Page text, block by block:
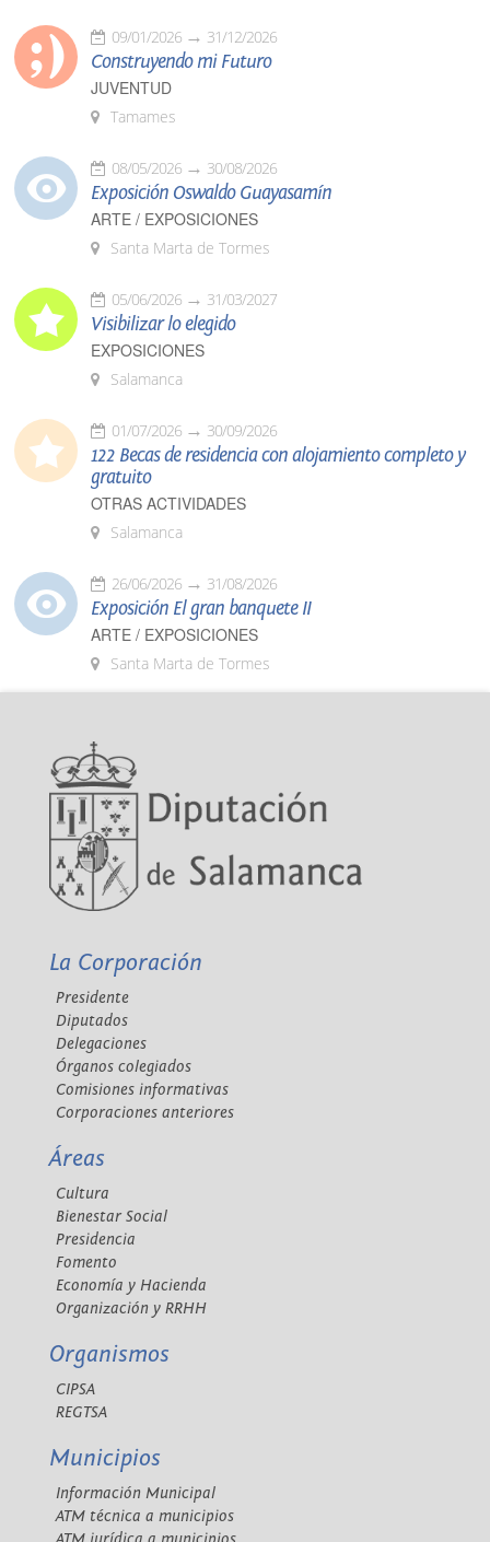
09/01/2026 31/12/2026
Construyendo mi Futuro
JUVENTUD
Tamames
08/05/2026 30/08/2026
Exposición Oswaldo Guayasamín
ARTE / EXPOSICIONES
Santa Marta de Tormes
05/06/2026 31/03/2027
Visibilizar lo elegido
EXPOSICIONES
Salamanca
01/07/2026 30/09/2026
122 Becas de residencia con alojamiento completo y
gratuito
OTRAS ACTIVIDADES
Salamanca
26/06/2026 31/08/2026
Exposición El gran banquete II
ARTE / EXPOSICIONES
Santa Marta de Tormes
La Corporación
Presidente
Diputados
Delegaciones
Órganos colegiados
Comisiones informativas
Corporaciones anteriores
Áreas
Cultura
Bienestar Social
Presidencia
Fomento
Economía y Hacienda
Organización y RRHH
Organismos
CIPSA
REGTSA
Municipios
Información Municipal
ATM técnica a municipios